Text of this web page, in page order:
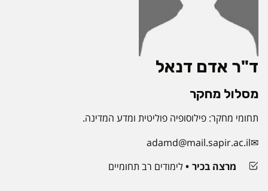
ד"ר אדם דנאל
מסלול מחקר
תחומי מחקר: פילוסופיה פוליטית ומדע המדינה.
adamd@mail.sapir.ac.il
מרצה בכיר
לימודים רב תחומיים